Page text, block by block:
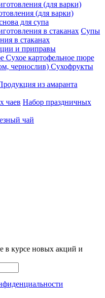
(для варки)
для супа
Супы
в стаканах
и приправы
Сухое картофельное пюре
Сухофрукты
из амаранта
Набор праздничных
чай
в курсе новых акций и